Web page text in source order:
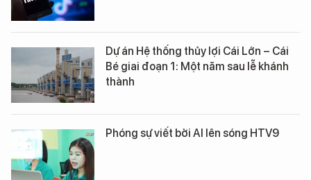
Dự án Hệ thống thủy lợi Cái Lớn – Cái
Bé giai đoạn 1: Một năm sau lễ khánh
thành
Phóng sự viết bởi AI lên sóng HTV9